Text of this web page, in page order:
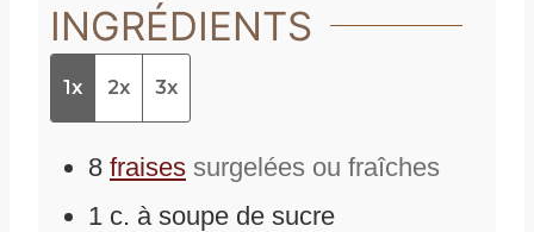
INGRÉDIENTS
1x 2x 3x
8 fraises surgelées ou fraîches
1 c. à soupe de sucre